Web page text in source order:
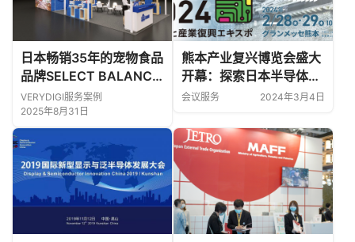
日本畅销35年的宠物食品
品牌SELECT BALANCE
首次亮相亚宠展
VERYDIGI服务案例
2025年8月31日
熊本产业复兴博览会盛大
开幕：探索日本半导体产
业的新未来！
会议服务 2024年3月4日